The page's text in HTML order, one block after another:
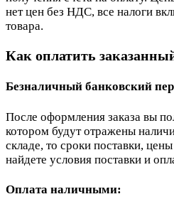
нет цен без НДС, все налоги
товара.
Как оплатить
Безналичный банковский
После оформления заказа вы
котором будут отражены
складе, то сроки поставки,
найдете условия поставки и
Оплата наличными: